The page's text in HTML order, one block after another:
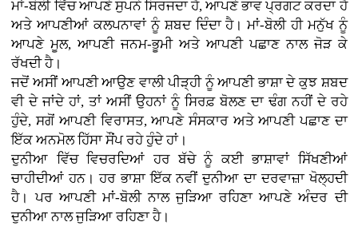
ਮਾਂ-ਬੋਲੀ ਵਿੱਚ ਆਪਣੇ ਸੁਪਨੇ ਸਿਰਜਦਾ ਹੈ, ਆਪਣੇ ਭਾਵ ਪ੍ਰਗਟ ਕਰਦਾ ਹੈ
ਅਤੇ ਆਪਣੀਆਂ ਕਲਪਨਾਵਾਂ ਨੂੰ ਸ਼ਬਦ ਦਿੰਦਾ ਹੈ। ਮਾਂ-ਬੋਲੀ ਹੀ ਮਨੁੱਖ ਨੂੰ
ਆਪਣੇ ਮੂਲ, ਆਪਣੀ ਜਨਮ-ਭੂਮੀ ਅਤੇ ਆਪਣੀ ਪਛਾਣ ਨਾਲ ਜੋੜ ਕੇ
ਰੱਖਦੀ ਹੈ।
ਜਦੋਂ ਅਸੀਂ ਆਪਣੀ ਆਉਣ ਵਾਲੀ ਪੀੜ੍ਹੀ ਨੂੰ ਆਪਣੀ ਭਾਸ਼ਾ ਦੇ ਕੁਝ ਸ਼ਬਦ
ਵੀ ਦੇ ਜਾਂਦੇ ਹਾਂ, ਤਾਂ ਅਸੀਂ ਉਹਨਾਂ ਨੂੰ ਸਿਰਫ਼ ਬੋਲਣ ਦਾ ਢੰਗ ਨਹੀਂ ਦੇ ਰਹੇ
ਹੁੰਦੇ, ਸਗੋਂ ਆਪਣੀ ਵਿਰਾਸਤ, ਆਪਣੇ ਸੰਸਕਾਰ ਅਤੇ ਆਪਣੀ ਪਛਾਣ ਦਾ
ਇੱਕ ਅਨਮੋਲ ਹਿੱਸਾ ਸੌਂਪ ਰਹੇ ਹੁੰਦੇ ਹਾਂ।
ਦੁਨੀਆ ਵਿੱਚ ਵਿਚਰਦਿਆਂ ਹਰ ਬੱਚੇ ਨੂੰ ਕਈ ਭਾਸ਼ਾਵਾਂ ਸਿੱਖਣੀਆਂ
ਚਾਹੀਦੀਆਂ ਹਨ। ਹਰ ਭਾਸ਼ਾ ਇੱਕ ਨਵੀਂ ਦੁਨੀਆ ਦਾ ਦਰਵਾਜ਼ਾ ਖੋਲ੍ਹਦੀ
ਹੈ। ਪਰ ਆਪਣੀ ਮਾਂ-ਬੋਲੀ ਨਾਲ ਜੁੜਿਆ ਰਹਿਣਾ ਆਪਣੇ ਅੰਦਰ ਦੀ
ਦੁਨੀਆ ਨਾਲ ਜੁੜਿਆ ਰਹਿਣਾ ਹੈ।